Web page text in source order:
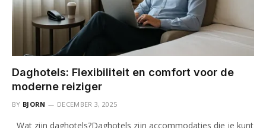
Daghotels: Flexibiliteit en comfort voor de
moderne reiziger
BY BJORN DECEMBER 3, 2025
Wat zijn daghotels?Daghotels zijn accommodaties die je kunt